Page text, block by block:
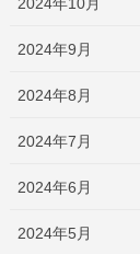
2024年9月
2024年8月
2024年7月
2024年6月
2024年5月